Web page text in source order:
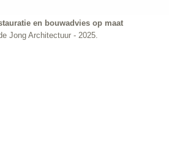
en bouwadvies op maat
Jong Architectuur - 2025.